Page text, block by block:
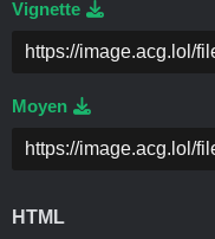
Vignette
Moyen
HTML